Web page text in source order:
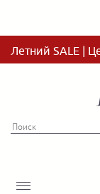
Летний SALE |